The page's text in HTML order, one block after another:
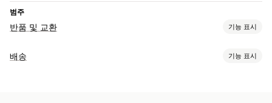
범주
반품 및 교환 기능 표시
반품 옵션
배송 기능 표시